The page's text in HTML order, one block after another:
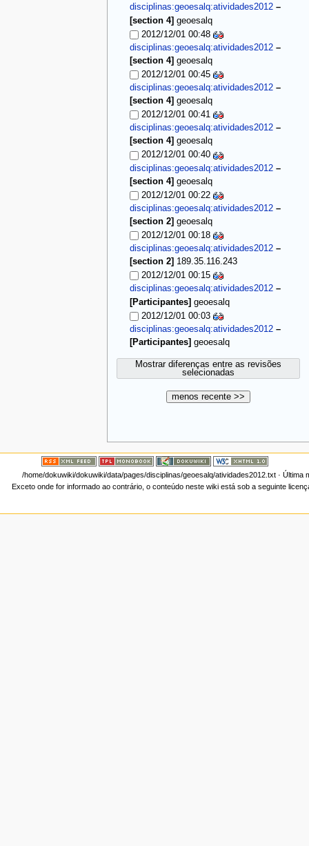
disciplinas:geoesalq:atividades2012 –
[section 4] geoesalq
2012/12/01 00:48
disciplinas:geoesalq:atividades2012 –
[section 4] geoesalq
2012/12/01 00:45
disciplinas:geoesalq:atividades2012 –
[section 4] geoesalq
2012/12/01 00:41
disciplinas:geoesalq:atividades2012 –
[section 4] geoesalq
2012/12/01 00:40
disciplinas:geoesalq:atividades2012 –
[section 4] geoesalq
2012/12/01 00:22
disciplinas:geoesalq:atividades2012 –
[section 2] geoesalq
2012/12/01 00:18
disciplinas:geoesalq:atividades2012 –
[section 2] 189.35.116.243
2012/12/01 00:15
disciplinas:geoesalq:atividades2012 –
[Participantes] geoesalq
2012/12/01 00:03
disciplinas:geoesalq:atividades2012 –
[Participantes] geoesalq
Mostrar diferenças entre as revisões
selecionadas
menos recente >>
/home/dokuwiki/dokuwiki/data/pages/disciplinas/geoesalq/atividades2012.txt· Última
Exceto onde for informado ao contrário, o conteúdo neste wiki está sob a seguinte